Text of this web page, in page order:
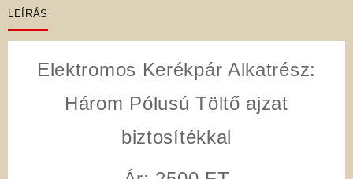
LEÍRÁS
Elektromos Kerékpár Alkatrész:
Három Pólusú Töltő ajzat
biztosítékkal